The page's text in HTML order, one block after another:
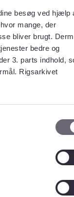
besøg ved hjælp
mange, der
bliver brugt.
bedre og
3. parts indhold,
Rigsarkivet